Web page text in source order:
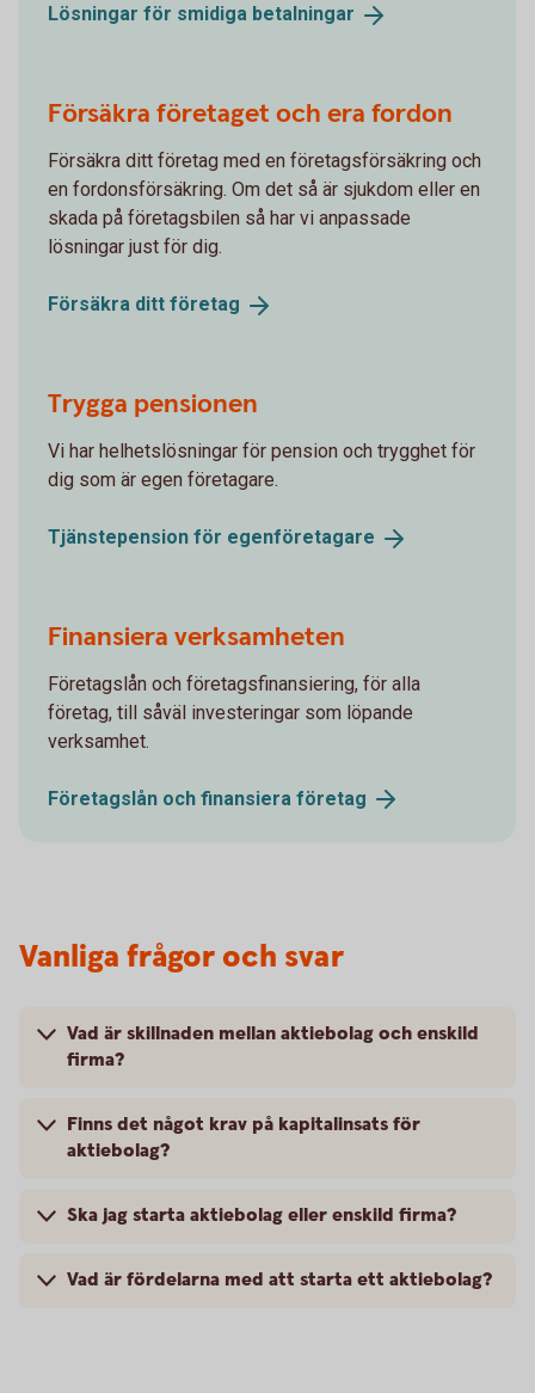
Lösningar för smidiga betalningar
Försäkra företaget och era fordon
Försäkra ditt företag med en företagsförsäkring och
en fordonsförsäkring. Om det så är sjukdom eller en
skada på företagsbilen så har vi anpassade
lösningar just för dig.
Försäkra ditt företag
Trygga pensionen
Vi har helhetslösningar för pension och trygghet för
dig som är egen företagare.
Tjänstepension för egenföretagare
Finansiera verksamheten
Företagslån och företagsfinansiering, för alla
företag, till såväl investeringar som löpande
verksamhet.
Företagslån och finansiera företag
Vanliga frågor och svar
Vad är skillnaden mellan aktiebolag och enskild
firma?
Finns det något krav på kapitalinsats för
aktiebolag?
Ska jag starta aktiebolag eller enskild firma?
Vad är fördelarna med att starta ett aktiebolag?